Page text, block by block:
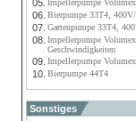
05. Impellerpumpe
06. Bierpumpe 33T4,
07. Gartenpumpe 33T4,
08. Impellerpumpe
Geschwindigkeiten
09. Impellerpumpe
10. Bierpumpe 44T4
Sonstiges